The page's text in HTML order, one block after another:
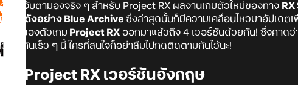
ายคนจับตามองจริง ๆ สำหรับ Project RX ผลงานเกมตัวใหม่ของทาง
โ่ด่งดังอย่าง Blue Archive ซึ่งล่าสุดนั้นก็มีความเคลื่อนไหวมาอัปเดต
การของตัวเกม Project RX ออกมาแล้วถึง 4 เวอร์ชันด้วยกัน! ซึ่งคาดว่
เกมกันเร็ว ๆ นี้ ใครที่สนใจก็อย่าลืมไปกดติดตามกันไว้นะ!
ง Project RX เวอร์ชันอังกฤษ